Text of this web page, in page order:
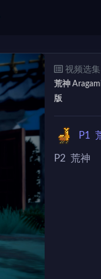
视频选
荒神
版
P1
P2 荒神